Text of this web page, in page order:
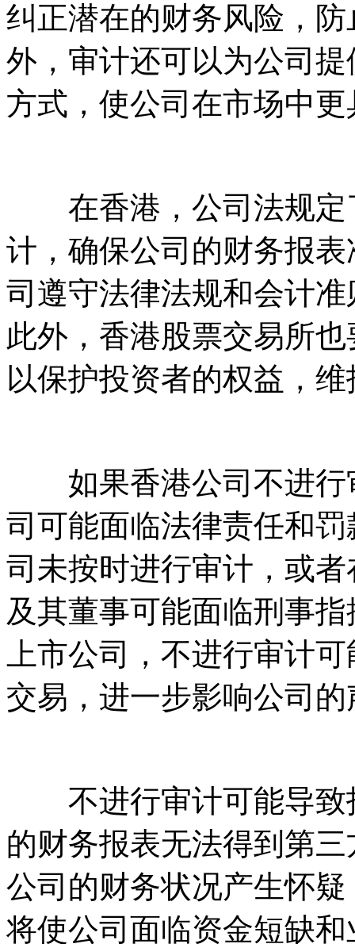
纠正潜在的财务风险，
外，审计还可以为公司
方式，使公司在市场中
在香港，公司法规定
计，确保公司的财务报
司遵守法律法规和会计
此外，香港股票交易所
以保护投资者的权益，
如果香港公司不进行
司可能面临法律责任和
司未按时进行审计，或
及其董事可能面临刑事
上市公司，不进行审计
交易，进一步影响公司
不进行审计可能导致
的财务报表无法得到第
公司的财务状况产生怀
将使公司面临资金短缺